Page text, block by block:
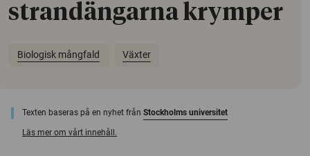
strandängarna krymper
Biologisk mångfald Växter
Texten baseras på en nyhet från Stockholms universitet
Läs mer om vårt innehåll.